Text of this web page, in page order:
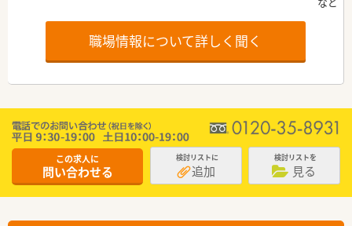
職場情報について詳しく聞く
この求人に
問い合わせる
検討リストに
追加
検討リストを
見る